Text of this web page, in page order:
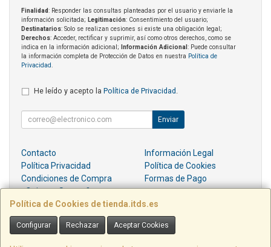
Política de Cookies de tienda.itds.es
Configurar Rechazar Aceptar Cookies
Finalidad: Responder las consultas planteadas por el usuario y enviarle la
información solicitada; Legitimación: Consentimiento del usuario;
Destinatarios: Solo se realizan cesiones si existe una obligación legal;
Derechos: Acceder, rectificar y suprimir, así como otros derechos, como se
indica en la información adicional;
Información Adicional : Puede consultar
la información completa de Protección de Datos en nuestra Política de
Privacidad.
He leído y acepto la Política de Privacidad .
Enviar
Contacto
Información Legal
Política Privacidad
Política de Cookies
Condiciones de Compra
Formas de Pago
¿Quienes Somos?
Contacto
pedidos@itds.es